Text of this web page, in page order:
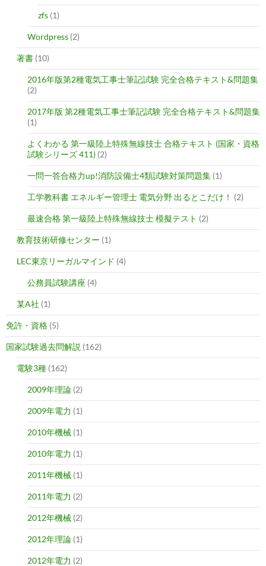
zfs (1)
Wordpress (2)
著書 (10)
2016年版第2種電気工事士筆記試験 完全合格テキスト&問題集
(2)
2017年版 第2種電気工事士筆記試験 完全合格テキスト&問題集
(1)
よくわかる 第一級陸上特殊無線技士 合格テキスト (国家・資格
試験シリーズ 411) (2)
一問一答合格力up!消防設備士4類試験対策問題集 (1)
工学教科書 エネルギー管理士 電気分野 出るとこだけ！ (2)
最速合格 第一級陸上特殊無線技士 模擬テスト (2)
教育技術研修センター (1)
LEC東京リーガルマインド (4)
公務員試験講座 (4)
某A社 (1)
免許・資格 (5)
国家試験過去問解説 (162)
電験3種 (162)
2009年理論 (2)
2009年電力 (1)
2010年機械 (1)
2010年電力 (1)
2011年機械 (1)
2011年電力 (2)
2012年機械 (2)
2012年理論 (1)
2012年電力 (2)